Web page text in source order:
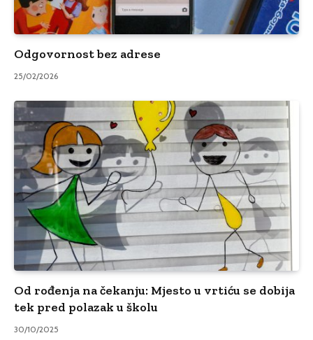
Odgovornost bez adrese
25/02/2026
Od rođenja na čekanju: Mjesto u vrtiću se dobija
tek pred polazak u školu
30/10/2025